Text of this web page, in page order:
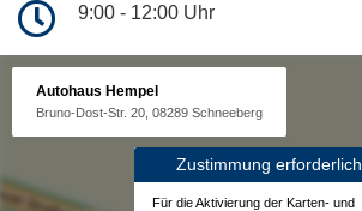
9:00 - 12:00 Uhr
Autohaus Hempel
Bruno-Dost-Str. 20, 08289 Schneeberg
Zustimmung erforderlich
Für die Aktivierung der Karten- und